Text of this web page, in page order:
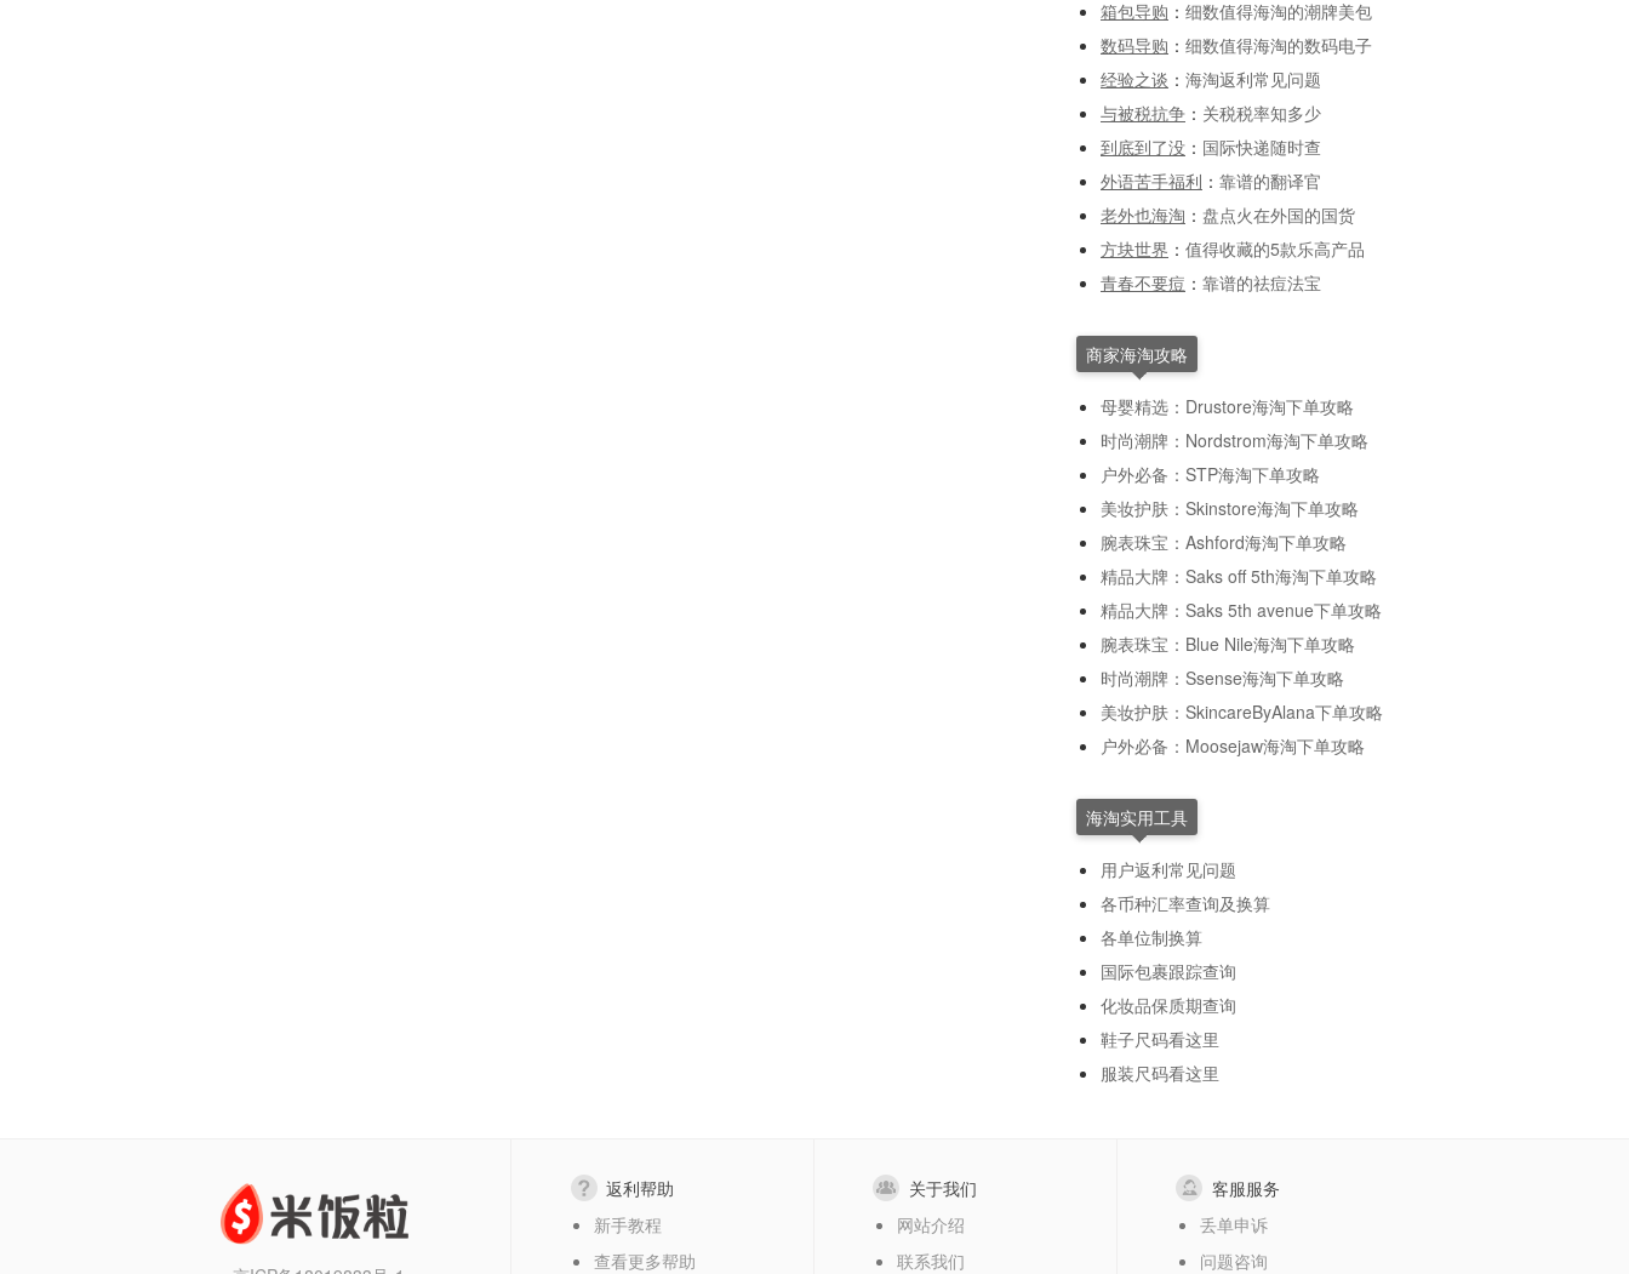
箱包导购 ： 细数值得海淘的潮牌美包
数码导购 ： 细数值得海淘的数码电子
经验之谈 ： 海淘返利常见问题
与被税抗争 ： 关税税率知多少
到底到了没 ： 国际快递随时查
外语苦手福利 ： 靠谱的翻译官
老外也海淘 ： 盘点火在外国的国货
方块世界 ： 值得收藏的5款乐高产品
青春不要痘 ： 靠谱的祛痘法宝
商家海淘攻略
母婴精选：Drustore海淘下单攻略
时尚潮牌：Nordstrom海淘下单攻略
户外必备：STP海淘下单攻略
美妆护肤：Skinstore海淘下单攻略
腕表珠宝：Ashford海淘下单攻略
精品大牌：Saks off 5th海淘下单攻略
精品大牌：Saks 5th avenue下单攻略
腕表珠宝：Blue Nile海淘下单攻略
时尚潮牌：Ssense海淘下单攻略
美妆护肤：SkincareByAlana下单攻略
户外必备：Moosejaw海淘下单攻略
海淘实用工具
用户返利常见问题
各币种汇率查询及换算
各单位制换算
国际包裹跟踪查询
化妆品保质期查询
鞋子尺码看这里
服装尺码看这里
返利帮助
新手教程
查看更多帮助
关于我们
网站介绍
联系我们
客服服务
丢单申诉
问题咨询